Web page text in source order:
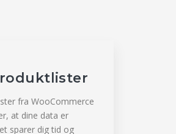
fra WooCommerce
at dine data er
sparer dig tid og